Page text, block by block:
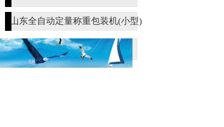
山东全自动定量称重包装机(小型)